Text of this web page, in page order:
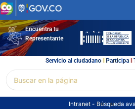
Ir
al
contenidoEncuentra tu
Representante
Servicio al ciudadano l Participal
por:
Intranet - Búsqueda